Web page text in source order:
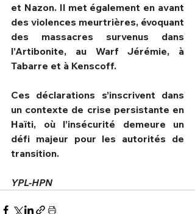
et Nazon. Il met également en avant
des violences meurtrières, évoquant
des massacres survenus dans
l’Artibonite, au Warf Jérémie, à
Tabarre et à Kenscoff.
Ces déclarations s’inscrivent dans
un contexte de crise persistante en
Haïti, où l’insécurité demeure un
défi majeur pour les autorités de
transition.
YPL-HPN